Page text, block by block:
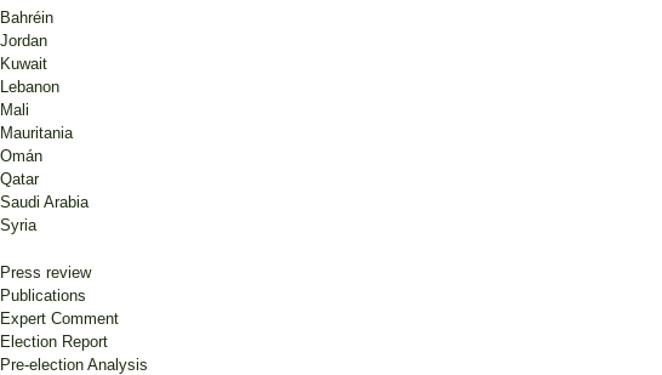
Bahréin
Jordan
Kuwait
Lebanon
Mali
Mauritania
Omán
Qatar
Saudi Arabia
Syria
Press review
Publications
Expert Comment
Election Report
Pre-election Analysis